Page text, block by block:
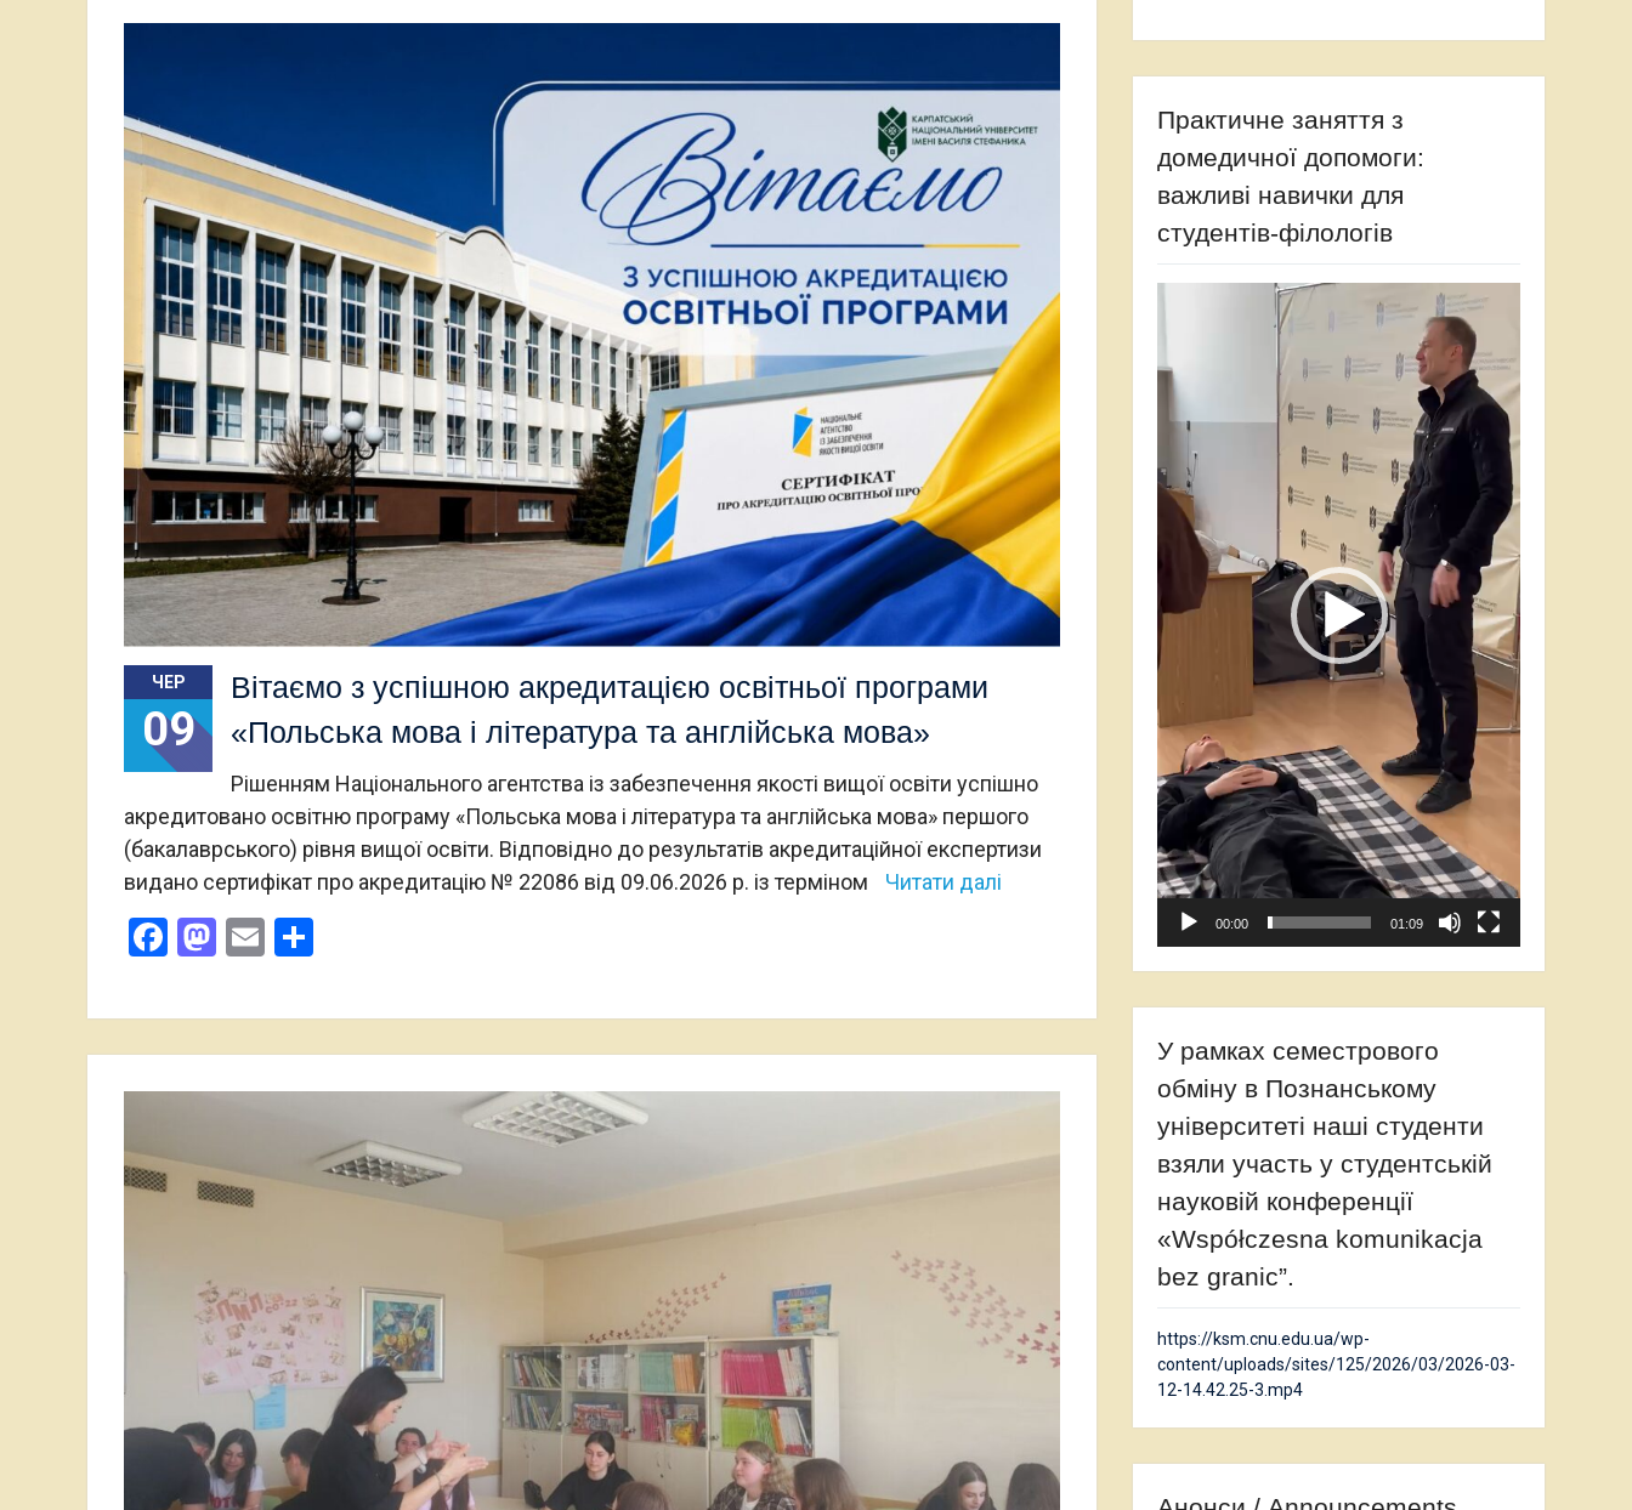
ЧЕР
09
Вітаємо з успішною акредитацією освітньої програми
«Польська мова і література та англійська мова»
Рішенням Національного агентства із забезпечення якості вищої освіти успішно
акредитовано освітню програму «Польська мова і література та англійська мова» першого
(бакалаврського) рівня вищої освіти. Відповідно до результатів акредитаційної експертизи
видано сертифікат про акредитацію № 22086 від 09.06.2026 р. із терміном
Читати далі
Facebook
Mastodon
Email
Практичне заняття з
домедичної допомоги:
важливі навички для
студентів-філологів
Відеопрогравач
00:00 01:09
У рамках семестрового
обміну в Познанському
університеті наші студенти
взяли участь у студентській
науковій конференції
«Współczesna komunikacja
bez granic”.
https://ksm.cnu.edu.ua/wp-
content/uploads/sites/125/2026/03/2026-03-
12-14.42.25-3.mp4